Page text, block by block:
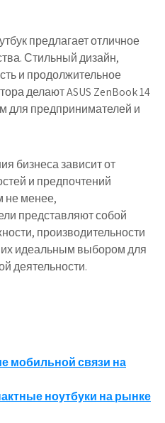
предлагает отличное
Стильный дизайн,
и продолжительное
делают ASUS ZenBook 14
для предпринимателей и
бизнеса зависит от
и предпочтений
не менее,
представляют собой
производительности
их идеальным выбором для
деятельности.
мобильной связи на
ноутбуки на рынке